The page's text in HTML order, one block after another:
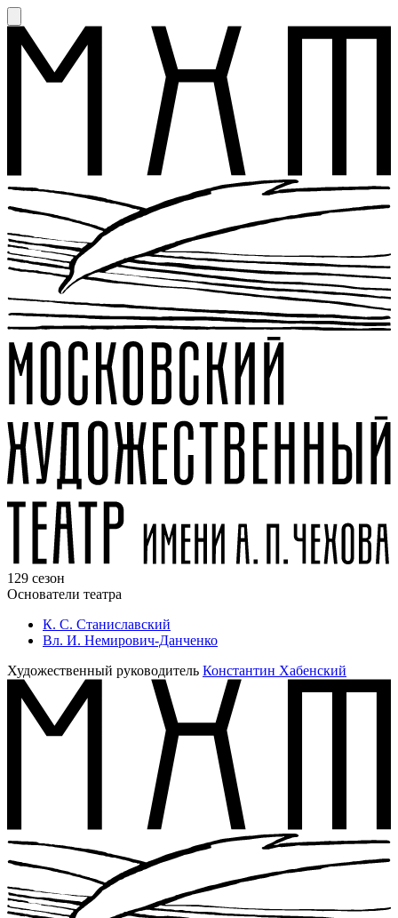
129 сезон
Основатели театра
К. С. Станиславский
Вл. И. Немирович-Данченко
Художественный руководитель Константин Хабенский